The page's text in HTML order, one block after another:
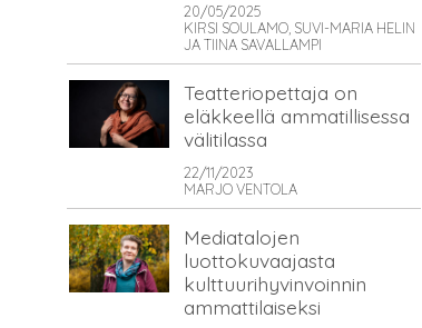
20/05/2025
KIRSI SOULAMO, SUVI-MARIA HELIN
JA TIINA SAVALLAMPI
Teatteriopettaja on
eläkkeellä ammatillisessa
välitilassa
22/11/2023
MARJO VENTOLA
Mediatalojen
luottokuvaajasta
kulttuurihyvinvoinnin
ammattilaiseksi